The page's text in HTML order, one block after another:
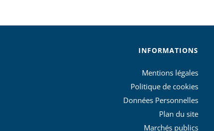
INFORMATIONS
Mentions légales
Politique de cookies
Données Personnelles
Plan du site
Marchés publics